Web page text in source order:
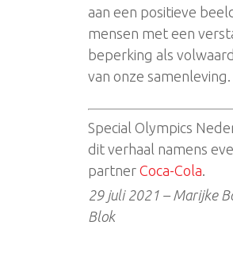
aan een positieve
mensen met een
beperking als
van onze samenleving.
Special Olympics
dit verhaal namens
partner Coca-Cola.
29 juli 2021 – Marijke
Blok